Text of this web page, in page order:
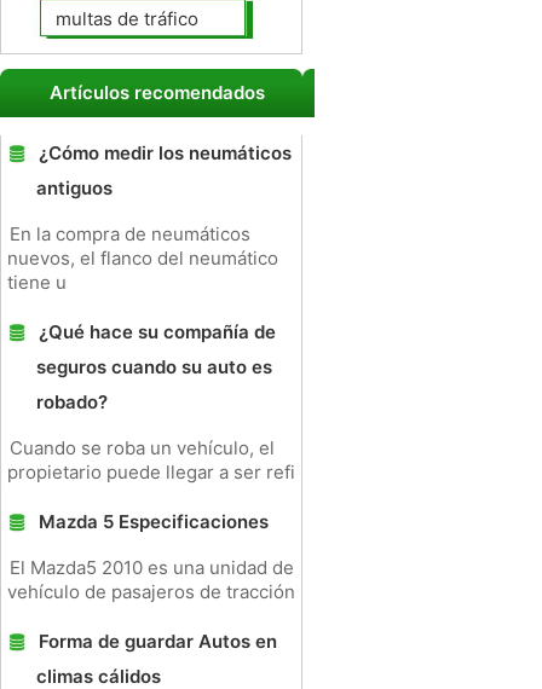
multas de tráfico
Artículos recomendados
¿Cómo medir los neumáticos
antiguos
En la compra de neumáticos
nuevos, el flanco del neumático
tiene u
¿Qué hace su compañía de
seguros cuando su auto es
robado?
Cuando se roba un vehículo, el
propietario puede llegar a ser refi
Mazda 5 Especificaciones
El Mazda5 2010 es una unidad de
vehículo de pasajeros de tracción
Forma de guardar Autos en
climas cálidos